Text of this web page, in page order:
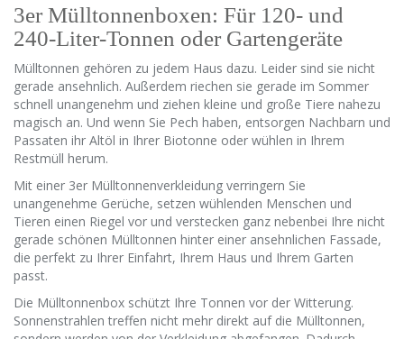
3er Mülltonnenboxen: Für 120- und
240-Liter-Tonnen oder Gartengeräte
Mülltonnen gehören zu jedem Haus dazu. Leider sind sie nicht
gerade ansehnlich. Außerdem riechen sie gerade im Sommer
schnell unangenehm und ziehen kleine und große Tiere nahezu
magisch an. Und wenn Sie Pech haben, entsorgen Nachbarn und
Passaten ihr Altöl in Ihrer Biotonne oder wühlen in Ihrem
Restmüll herum.
Mit einer 3er Mülltonnenverkleidung verringern Sie
unangenehme Gerüche, setzen wühlenden Menschen und
Tieren einen Riegel vor und verstecken ganz nebenbei Ihre nicht
gerade schönen Mülltonnen hinter einer ansehnlichen Fassade,
die perfekt zu Ihrer Einfahrt, Ihrem Haus und Ihrem Garten
passt.
Die Mülltonnenbox schützt Ihre Tonnen vor der Witterung.
Sonnenstrahlen treffen nicht mehr direkt auf die Mülltonnen,